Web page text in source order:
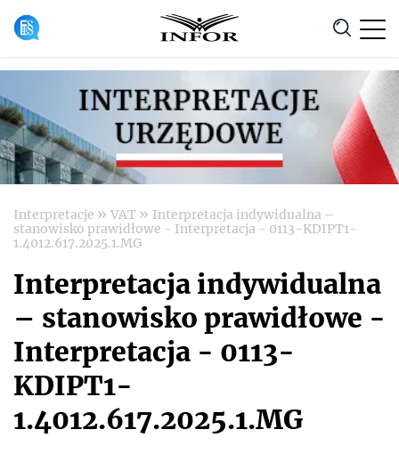
Anuluj
Interpretacje » VAT » Interpretacja indywidualna –
stanowisko prawidłowe - Interpretacja - 0113-KDIPT1-
1.4012.617.2025.1.MG
Interpretacja indywidualna
– stanowisko prawidłowe -
Interpretacja - 0113-
KDIPT1-
1.4012.617.2025.1.MG